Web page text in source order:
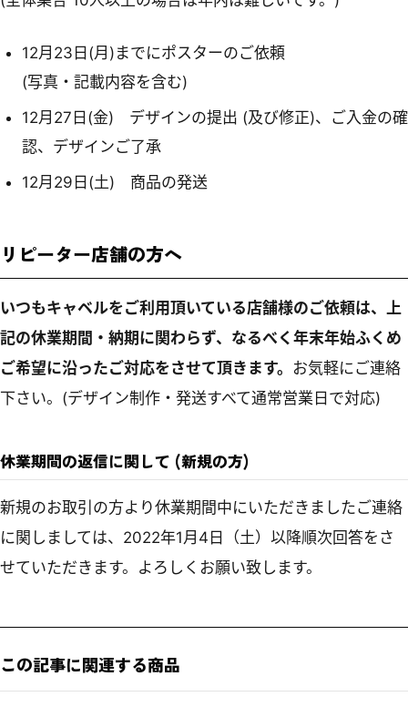
12月23日(月)までにポスターのご依頼
(写真・記載内容を含む)
12月27日(金) デザインの提出 (及び修正)、ご入金の確
認、デザインご了承
12月29日(土) 商品の発送
リピーター店舗の方へ
いつもキャベルをご利用頂いている店舗様のご依頼は、上
記の休業期間・納期に関わらず、なるべく年末年始ふくめ
ご希望に沿ったご対応をさせて頂きます。 お気軽にご連絡
下さい。(デザイン制作・発送すべて通常営業日で対応)
休業期間の返信に関して (新規の方)
新規のお取引の方より休業期間中にいただきましたご連絡
に関しましては、2022年1月4日（土）以降順次回答をさ
せていただきます。よろしくお願い致します。
この記事に関連する商品